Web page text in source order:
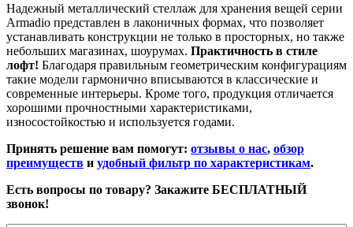
Надежный металлический стеллаж для хранения вещей серии
Armadio представлен в лаконичных формах, что позволяет
устанавливать конструкции не только в просторных, но также
небольших магазинах, шоурумах. Практичность в стиле
лофт! Благодаря правильным геометрическим конфигурациям
такие модели гармонично вписываются в классические и
современные интерьеры. Кроме того, продукция отличается
хорошими прочностными характеристиками,
износостойкостью и используется годами.
Принять решение вам помогут: отзывы о нас, обзор
преимуществ и удобный фильтр по характеристикам.
Есть вопросы по товару? Закажите БЕСПЛАТНЫЙ
звонок!